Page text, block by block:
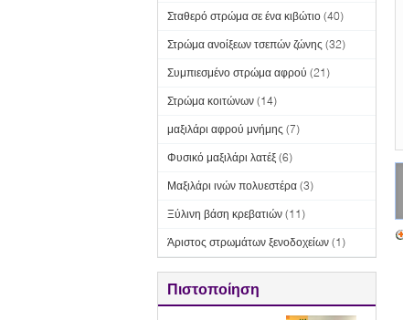
Σταθερό στρώμα σε ένα κιβώτιο (40)
Στρώμα ανοίξεων τσεπών ζώνης (32)
Συμπιεσμένο στρώμα αφρού (21)
Στρώμα κοιτώνων (14)
μαξιλάρι αφρού μνήμης (7)
Φυσικό μαξιλάρι λατέξ (6)
Μαξιλάρι ινών πολυεστέρα (3)
Ξύλινη βάση κρεβατιών (11)
Άριστος στρωμάτων ξενοδοχείων (1)
Πιστοποίηση